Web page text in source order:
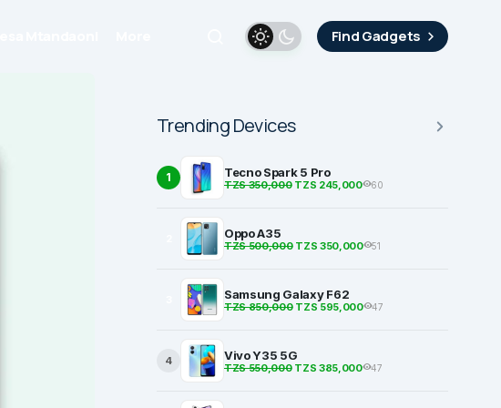
Find Gadgets
Trending Devices
1 Tecno Spark 5 Pro
TZS 350,000TZS 245,000 60
Oppo A35
TZS 500,000TZS 350,000 51
Samsung Galaxy F62
TZS 850,000TZS 595,000 47
4 Vivo Y35 5G
TZS 550,000TZS 385,000 47